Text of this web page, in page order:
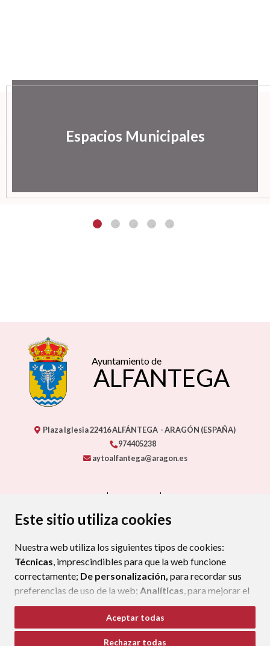
Este sitio utiliza cookies
Nuestra web utiliza los siguientes tipos de cookies:
Técnicas, imprescindibles para que la web funcione
correctamente; De personalización, para recordar sus
preferencias de uso de la web; Analíticas, para mejorar el
funcionamiento de la web y sus servicios.
Si acepta pulsando el botón“Aceptar todas”
consideramos que acepta su uso. Si pulsa el botón
Aceptar todas
Rechazar todas
Espacios Municipales
Ayuntamiento de
ALFANTEGA
Plaza Iglesia22416ALFÁNTEGA - ARAGÓN (ESPAÑA)
974405238
aytoalfantega@aragon.es
PROTECCIÓN DE DATOS
POLÍTICA DE COOKIES
ENLACE EXTERNO AL